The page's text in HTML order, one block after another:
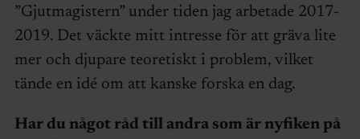
”Gjutmagistern” under tiden jag arbetade 2017-
2019. Det väckte mitt intresse för att gräva lite
mer och djupare teoretiskt i problem, vilket
tände en idé om att kanske forska en dag.
Har du något råd till andra som är nyfiken på